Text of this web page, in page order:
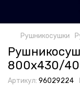
Рушникосушки
800х430/
Артикул: 96029224